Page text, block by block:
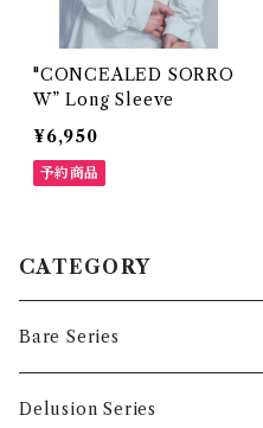
"CONCEALED SORRO
W” Long Sleeve
¥6,950
予約商品
CATEGORY
Bare Series
Tops
Delusion Series